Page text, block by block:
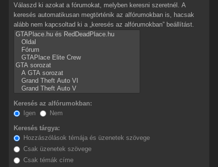
Válaszd ki azokat a fórumokat, melyben keresni szeretnél. A
keresés automatikusan megtörténik az alfórumokban is, hacsak
alább nem kapcsoltad ki a „keresés az alfórumokban” beállítást.
Keresés az alfórumokban:
Igen
Nem
Keresés tárgya:
Hozzászólások témája és üzenetek szövege
Csak üzenetek szövege
Csak témák címe